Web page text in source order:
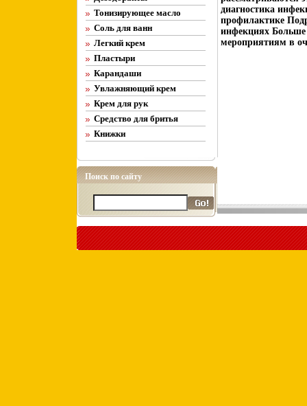
Тонизирующее масло
Соль для ванн
Легкий крем
Пластыри
Карандаши
Увлажняющий крем
Крем для рук
Средство для бритья
Книжки
Поиск по сайту
диагностика
профилактике
инфекциях Больше
мероприятиям в